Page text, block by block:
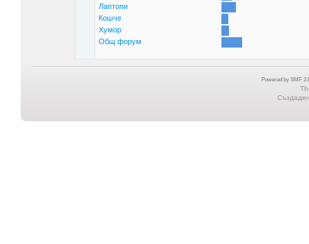
Лаптопи
Кошче
Хумор
Общ форум
Powered by SMF